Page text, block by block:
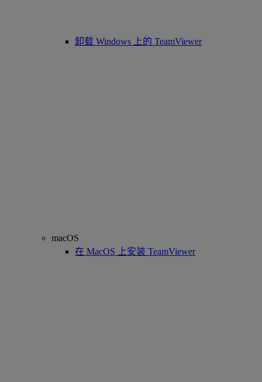
卸载 Windows 上的 TeamViewer
macOS
在 MacOS 上安装 TeamViewer